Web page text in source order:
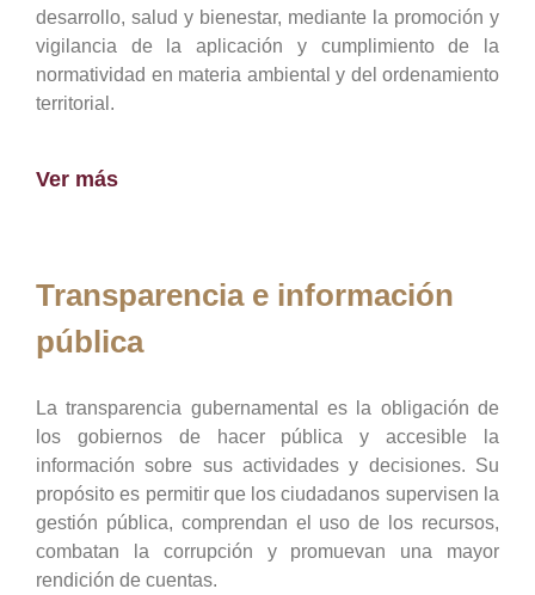
desarrollo, salud y bienestar, mediante la promoción y
vigilancia de la aplicación y cumplimiento de la
normatividad en materia ambiental y del ordenamiento
territorial.
Ver más
Transparencia e información
pública
La transparencia gubernamental es la obligación de
los gobiernos de hacer pública y accesible la
información sobre sus actividades y decisiones. Su
propósito es permitir que los ciudadanos supervisen la
gestión pública, comprendan el uso de los recursos,
combatan la corrupción y promuevan una mayor
rendición de cuentas.